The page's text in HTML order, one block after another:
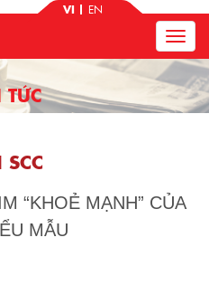
VI EN
TỨC
“KHOẺ MẠNH” CỦA
MẪU